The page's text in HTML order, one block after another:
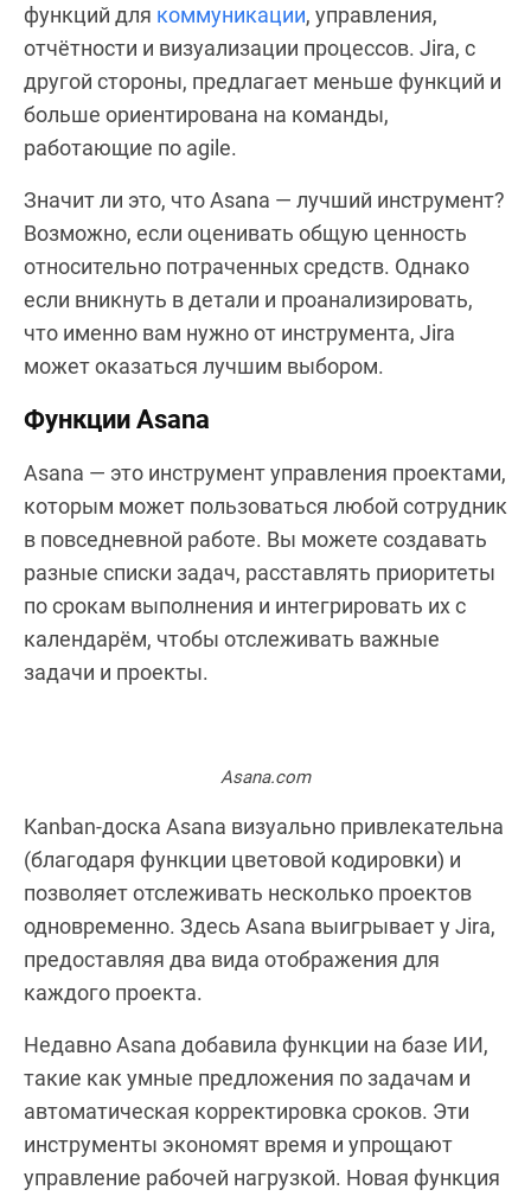
функций для коммуникации, управления,
отчётности и визуализации процессов. Jira, с
другой стороны, предлагает меньше функций и
больше ориентирована на команды,
работающие по agile.
Значит ли это, что Asana — лучший инструмент?
Возможно, если оценивать общую ценность
относительно потраченных средств. Однако
если вникнуть в детали и проанализировать,
что именно вам нужно от инструмента, Jira
может оказаться лучшим выбором.
Функции Asana
Asana — это инструмент управления проектами,
которым может пользоваться любой сотрудник
в повседневной работе. Вы можете создавать
разные списки задач, расставлять приоритеты
по срокам выполнения и интегрировать их с
календарём, чтобы отслеживать важные
задачи и проекты.
Asana.com
Kanban-доска Asana визуально привлекательна
(благодаря функции цветовой кодировки) и
позволяет отслеживать несколько проектов
одновременно. Здесь Asana выигрывает у Jira,
предоставляя два вида отображения для
каждого проекта.
Недавно Asana добавила функции на базе ИИ,
такие как умные предложения по задачам и
автоматическая корректировка сроков. Эти
инструменты экономят время и упрощают
управление рабочей нагрузкой. Новая функция